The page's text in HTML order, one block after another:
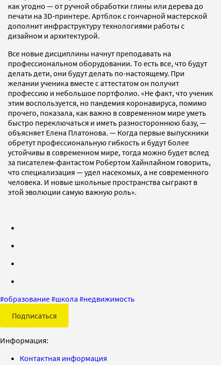
как угодно — от ручной обработки глины или дерева до
печати на 3D-принтере. Артблок с гончарной мастерской
дополнит инфраструктуру технологиями работы с
дизайном и архитектурой.
Все новые дисциплины начнут преподавать на
профессиональном оборудовании. То есть все, что будут
делать дети, они будут делать по-настоящему. При
желании ученика вместе с аттестатом он получит
профессию и небольшое портфолио. «Не факт, что ученик
этим воспользуется, но пандемия коронавируса, помимо
прочего, показала, как важно в современном мире уметь
быстро переключаться и иметь разностороннюю базу, —
объясняет Елена Платонова. — Когда первые выпускники
обретут профессиональную гибкость и будут более
устойчивы в современном мире, тогда можно будет вслед
за писателем-фантастом Робертом Хайнлайном говорить,
что специализация — удел насекомых, а не современного
человека. И новые школьные пространства сыграют в
этой эволюции самую важную роль».
#образование#школа #недвижимость
Подписаться
Информация:
Контактная информация